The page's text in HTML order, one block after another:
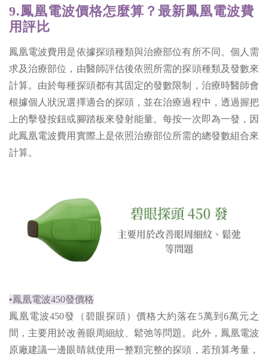
9.鳳凰電波價格怎麼算？最新鳳凰電波費
用評比
鳳凰電波費用是依據探頭種類與治療部位有所不同。個人需
求及治療部位，由醫師評估後依照所需的探頭種類及發數來
計算。由於每種探頭都有其固定的發數限制，治療時醫師會
根據個人狀況選擇適合的探頭，並在治療過程中，透過握把
上的擊發按鈕或腳踏板來發射能量。每按一次即為一發，因
此鳳凰電波費用實際上是依照治療部位所需的總發數組合來
計算。
•鳳凰電波450發價格
鳳凰電波450發（碧眼探頭）價格大約落在5萬到6萬元之
間，主要用於改善眼周細紋、鬆弛等問題。此外，鳳凰電波
原廠建議一邊眼睛就使用一整顆完整的探頭，若預算考量，